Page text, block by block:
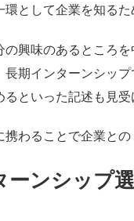
として企業を知るた
興味のあるところ
期インターンシッ
といった記述も見受
わることで企業と
ンシップ